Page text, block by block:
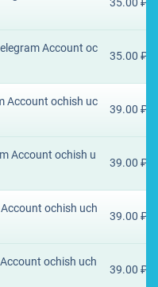
Account oc
35.00 ₽
Account ochish uc
39.00 ₽
Account ochish u
39.00 ₽
ochish uch
39.00 ₽
ochish uch
39.00 ₽